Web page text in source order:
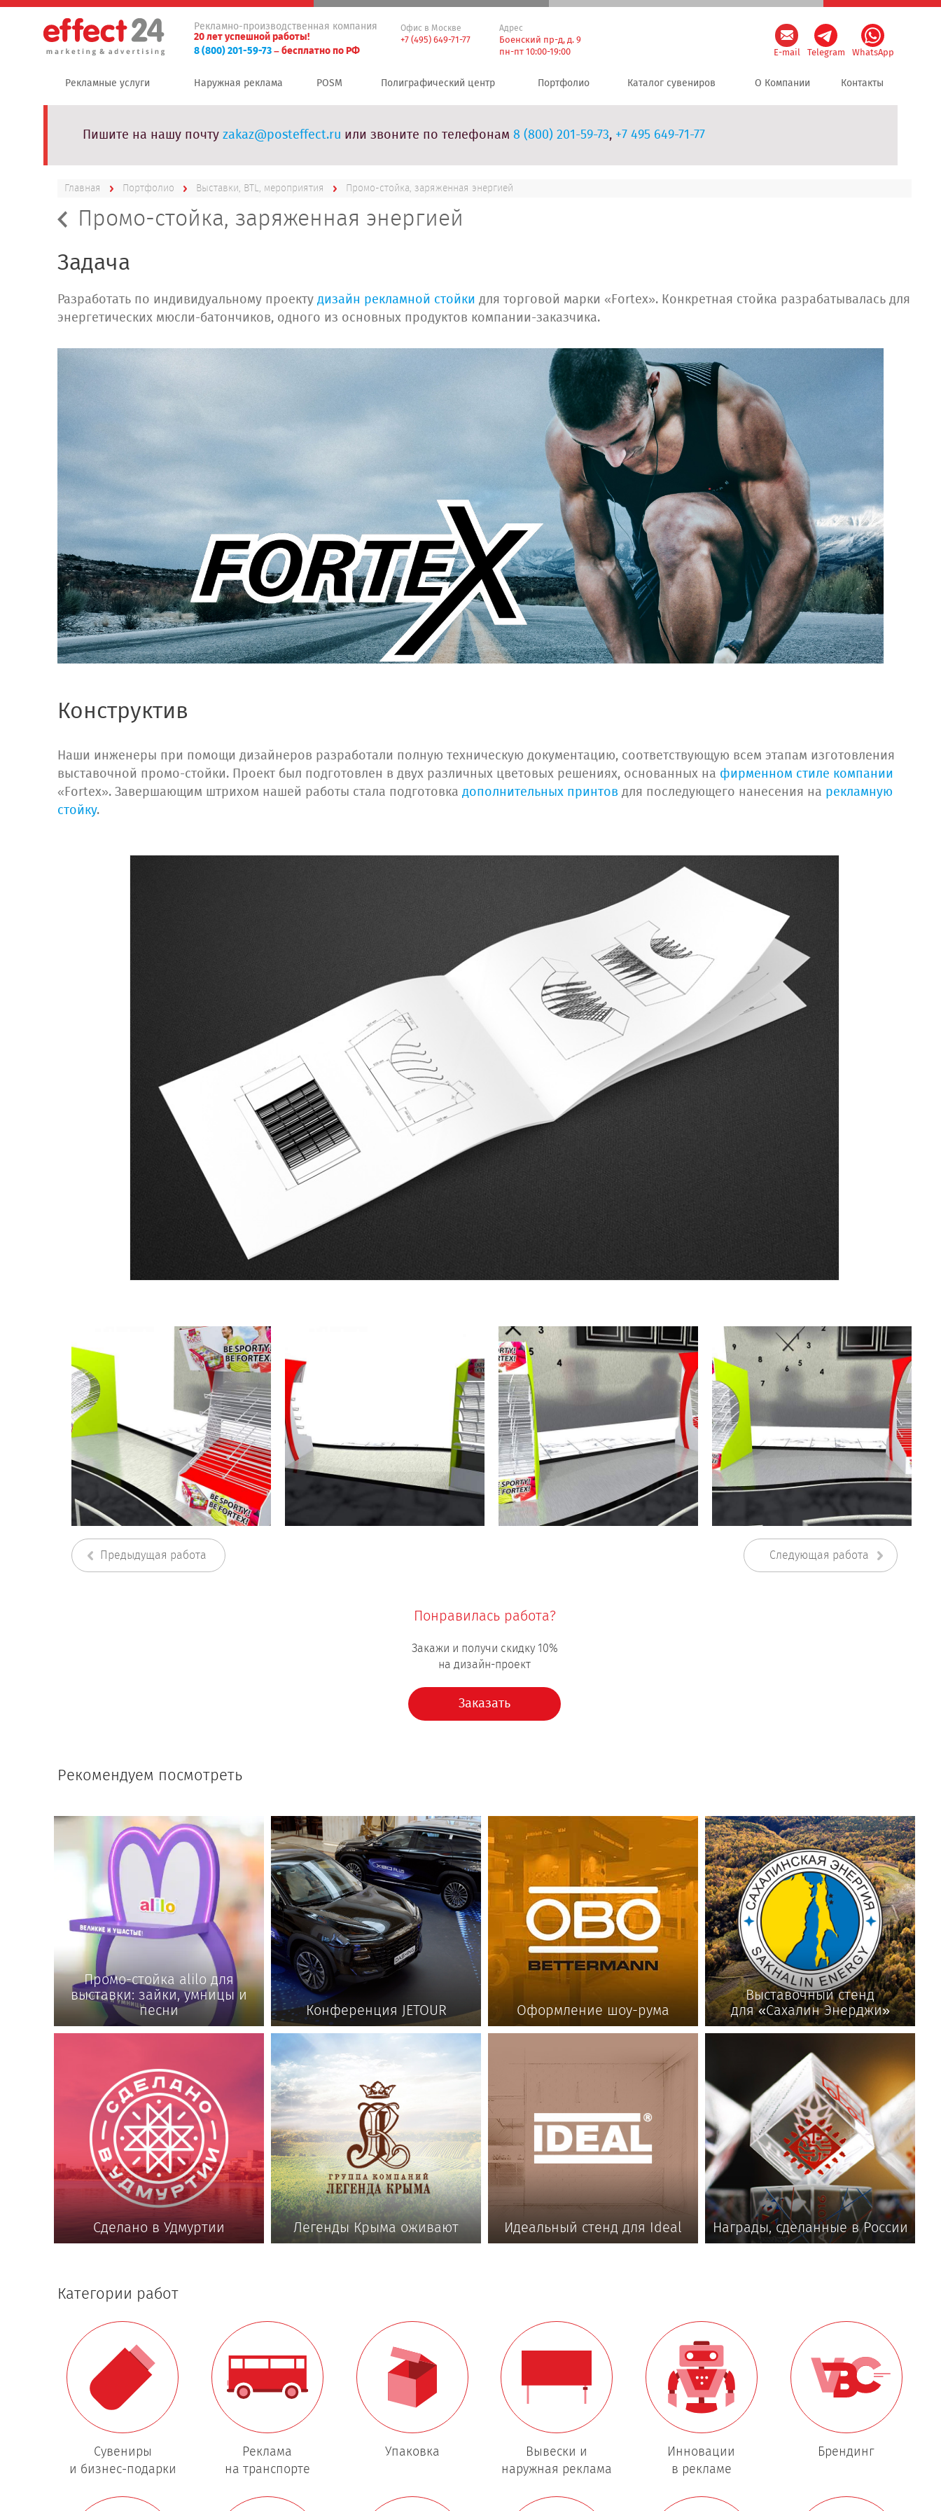
Рекламно-производственная компания
20 лет успешной работы!
8 (800) 201-59-73– бесплатно по РФ
Офис в Москве
+7 (495) 649-71-77
Адрес
Боенский пр-д, д. 9
пн-пт 10:00-19:00
E-mail Telegram WhatsApp
Рекламные услуги Наружная реклама POSM Полиграфический центр Портфолио Каталог сувениров О Компании Контакты
Пишите на нашу почтуzakaz@posteffect.ru или звоните по телефонам 8 (800) 201-59-73, +7 495 649-71-77
Главная Портфолио Выставки, BTL, мероприятия Промо-стойка, заряженная энергией
Промо-стойка, заряженная энергией
Задача
Разработать по индивидуальному проектудизайн рекламной стойки для торговой марки «Fortex». Конкретная стойка разрабатывалась для
энергетических мюсли-батончиков, одного из основных продуктов компании-заказчика.
Конструктив
Наши инженеры при помощи дизайнеров разработали полную техническую документацию, соответствующую всем этапам изготовления
выставочной промо-стойки. Проект был подготовлен в двух различных цветовых решениях, основанных на фирменном стиле компании
«Fortex». Завершающим штрихом нашей работы стала подготовка дополнительных принтов для последующего нанесения на рекламную
стойку.
Предыдущая работа Следующая работа
Понравилась работа?
Закажи и получи скидку 10%
на дизайн-проект
Заказать
Рекомендуем посмотреть
Промо-стойка alilo для
выставки: зайки, умницы и
песни Конференция JETOUR Оформление шоу-рума
Выставочный стенд
для «Сахалин Энерджи»
Сделано в Удмуртии Легенды Крыма оживают Идеальный стенд для Ideal Награды, сделанные в России
Категории работ
Сувениры
и бизнес-подарки
Реклама
на транспорте
Упаковка
Вывески и
наружная реклама
Инновации
в рекламе
Брендинг